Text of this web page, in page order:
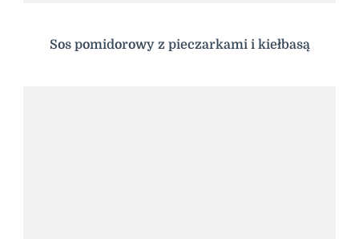
Sos pomidorowy z pieczarkami i kiełbasą